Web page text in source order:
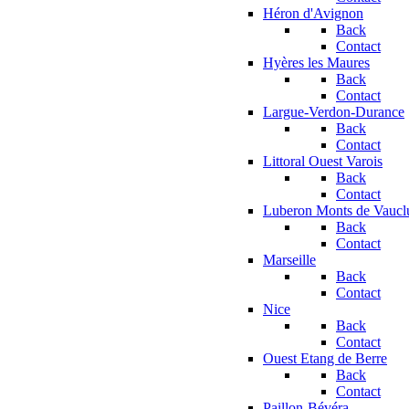
Héron d'Avignon
Back
Contact
Hyères les Maures
Back
Contact
Largue-Verdon-Durance
Back
Contact
Littoral Ouest Varois
Back
Contact
Luberon Monts de
Back
Contact
Marseille
Back
Contact
Nice
Back
Contact
Ouest Etang de Berre
Back
Contact